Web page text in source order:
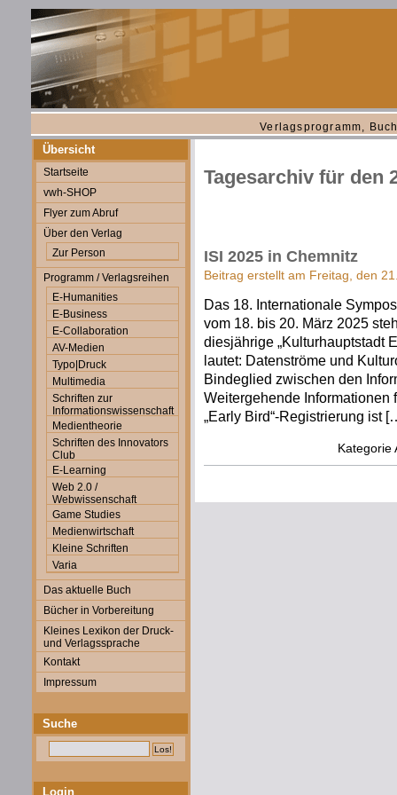
Verlagsprogramm,
Übersicht
Startseite
vwh-SHOP
Flyer zum Abruf
Über den Verlag
Zur Person
Programm / Verlagsreihen
E-Humanities
E-Business
E-Collaboration
AV-Medien
Typo|Druck
Multimedia
Schriften zur
Informationswissenschaft
Medientheorie
Schriften des Innovators
Club
E-Learning
Web 2.0 /
Webwissenschaft
Game Studies
Medienwirtschaft
Kleine Schriften
Varia
Das aktuelle Buch
Bücher in Vorbereitung
Kleines Lexikon der Druck-
und Verlagssprache
Kontakt
Impressum
Suche
Login
Tagesarchiv für den
ISI 2025 in Chemnitz
Beitrag erstellt am Freitag, den
Das 18. Internationale
vom 18. bis 20. März 2025
diesjährige „Kulturhauptstadt
lautet: Datenströme und
Bindeglied zwischen den
Weitergehende Informationen
„Early Bird“-Registrierung ist
Kategorie